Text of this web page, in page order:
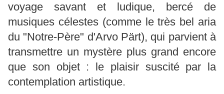
voyage savant et ludique, bercé de
musiques célestes (comme le très bel aria
du "Notre-Père" d'Arvo Pärt), qui parvient à
transmettre un mystère plus grand encore
que son objet : le plaisir suscité par la
contemplation artistique.